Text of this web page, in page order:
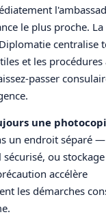
le plus proche.
centralise
et les
passer
une
un endroit séparé
ou
accélère
les démarches